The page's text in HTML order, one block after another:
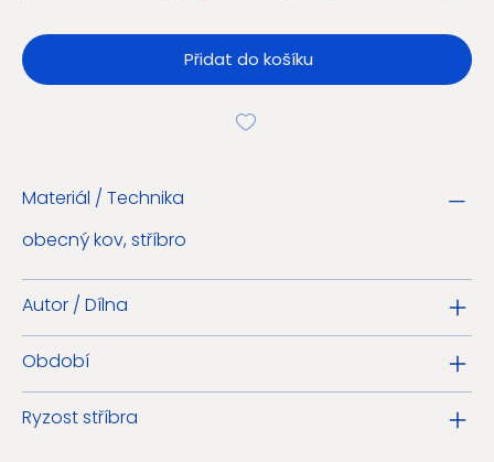
Přidat do košíku
Materiál / Technika
obecný kov, stříbro
Autor / Dílna
Období
Ryzost stříbra